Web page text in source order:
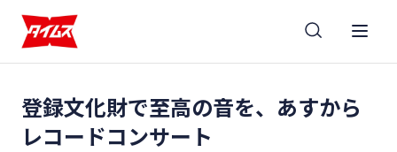
登録文化財で至高の音を、あすから
レコードコンサート